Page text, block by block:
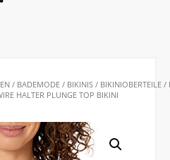
/ BADEMODE / BIKINIS / BIKINIOBERTEILE /
HALTER PLUNGE TOP BIKINI